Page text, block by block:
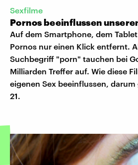
Sexfilme
Pornos beeinflussen
Auf dem Smartphone, dem
Pornos nur einen Klick entfernt.
Suchbegriff "porn" tauchen bei
Milliarden Treffer auf. Wie diese
eigenen Sex beeinflussen,
21.